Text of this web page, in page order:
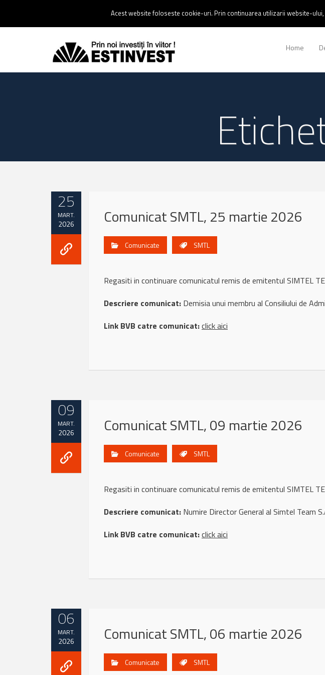
0237 238 900 |Email :contact@estinvest.ro
Home
25
MART.
2026 Comunicat SMTL, 25 martie 2026
Comunicate SMTL
Regasiti in continuare comunicatul remis de emitentul SIMTEL
Descriere comunicat: Demisia unui membru al Consiliului de
Link BVB catre comunicat:click aici
09
MART.
2026 Comunicat SMTL, 09 martie 2026
Comunicate SMTL
Regasiti in continuare comunicatul remis de emitentul SIMTEL
Descriere comunicat: Numire Director General al Simtel Team
Link BVB catre comunicat:click aici
06
MART.
2026 Comunicat SMTL, 06 martie 2026
Comunicate SMTL
Acest website foloseste cookie-uri. Prin continuarea utilizarii website-